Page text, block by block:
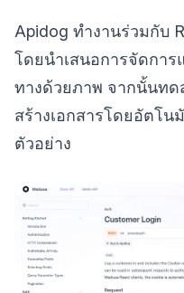
Apidog ทำงานร่วมกับ
โดยนำเสนอการจัดกา
ทางด้วยภาพ จากนั้นทด
สร้างเอกสารโดยอัตโน
ตัวอย่าง